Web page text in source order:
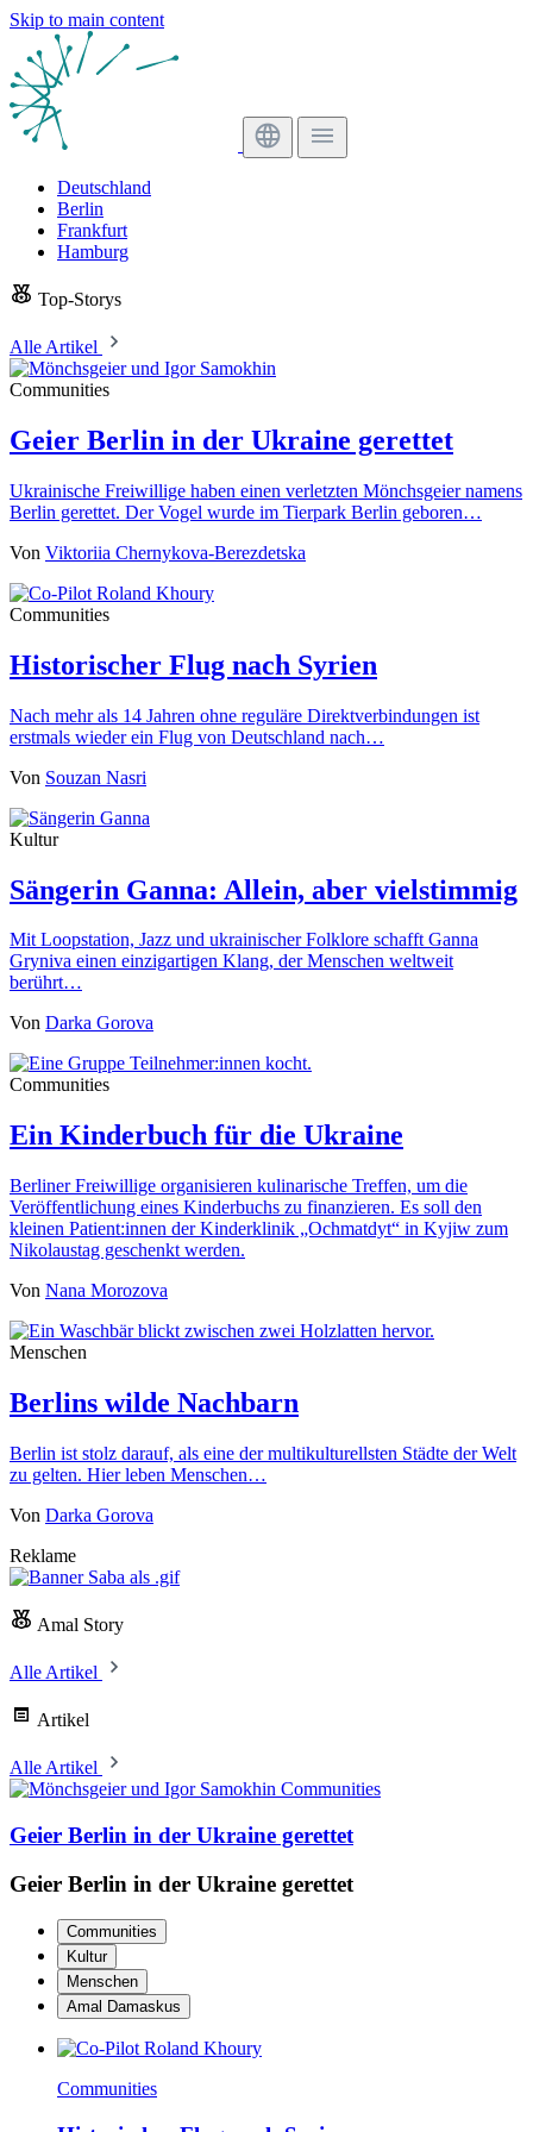
Skip to main content
Deutschland
Berlin
Frankfurt
Hamburg
Top-Storys
Alle Artikel
Communities
Geier Berlin in der Ukraine gerettet
Ukrainische Freiwillige haben einen verletzten Mönchsgeier namens
Berlin gerettet. Der Vogel wurde im Tierpark Berlin geboren…
Von Viktoriia Chernykova-Berezdetska
Communities
Historischer Flug nach Syrien
Nach mehr als 14 Jahren ohne reguläre Direktverbindungen ist
erstmals wieder ein Flug von Deutschland nach…
Von Souzan Nasri
Kultur
Sängerin Ganna: Allein, aber vielstimmig
Mit Loopstation, Jazz und ukrainischer Folklore schafft Ganna
Gryniva einen einzigartigen Klang, der Menschen weltweit
berührt…
Von Darka Gorova
Communities
Ein Kinderbuch für die Ukraine
Berliner Freiwillige organisieren kulinarische Treffen, um die
Veröffentlichung eines Kinderbuchs zu finanzieren. Es soll den
kleinen Patient:innen der Kinderklinik „Ochmatdyt“ in Kyjiw zum
Nikolaustag geschenkt werden.
Von Nana Morozova
Menschen
Berlins wilde Nachbarn
Berlin ist stolz darauf, als eine der multikulturellsten Städte der Welt
zu gelten. Hier leben Menschen…
Von Darka Gorova
Reklame
Amal Story
Alle Artikel
Artikel
Alle Artikel
Communities
Geier Berlin in der Ukraine gerettet
Geier Berlin in der Ukraine gerettet
Communities
Kultur
Menschen
Amal Damaskus
Communities